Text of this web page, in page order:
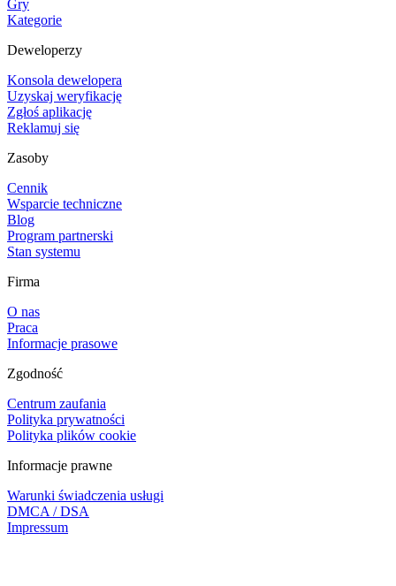
Gry
Kategorie
Deweloperzy
Konsola dewelopera
Uzyskaj weryfikację
Zgłoś aplikację
Reklamuj się
Zasoby
Cennik
Wsparcie techniczne
Blog
Program partnerski
Stan systemu
Firma
O nas
Praca
Informacje prasowe
Zgodność
Centrum zaufania
Polityka prywatności
Polityka plików cookie
Informacje prawne
Warunki świadczenia usługi
DMCA / DSA
Impressum